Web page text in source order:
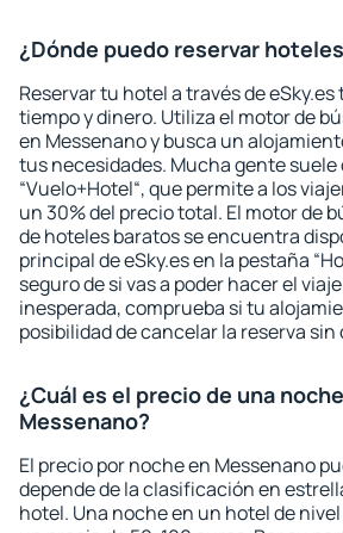
¿Dónde puedo reservar
Reservar tu hotel a través de
tiempo y dinero. Utiliza el motor de
en Messenano y busca un
tus necesidades. Mucha gente
“Vuelo+Hotel“, que permite a los
un 30% del precio total. El motor de
de hoteles baratos se encuentra
principal de eSky.es en la pestaña
seguro de si vas a poder hacer el
inesperada, comprueba si tu
posibilidad de cancelar la reserva sin
¿Cuál es el precio de una
Messenano?
El precio por noche en Messenano
depende de la clasificación en
hotel. Una noche en un hotel de